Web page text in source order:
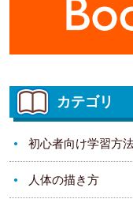
カテゴリ
初心者向け学習方
人体の描き方